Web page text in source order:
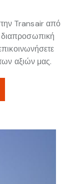
Transair από
διαπροσωπική
αξιών μας.